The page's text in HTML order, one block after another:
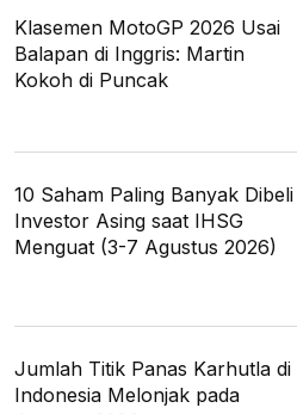
Klasemen MotoGP 2026 Usai
Balapan di Inggris: Martin
Kokoh di Puncak
10 Saham Paling Banyak Dibeli
Investor Asing saat IHSG
Menguat (3-7 Agustus 2026)
Jumlah Titik Panas Karhutla di
Indonesia Melonjak pada